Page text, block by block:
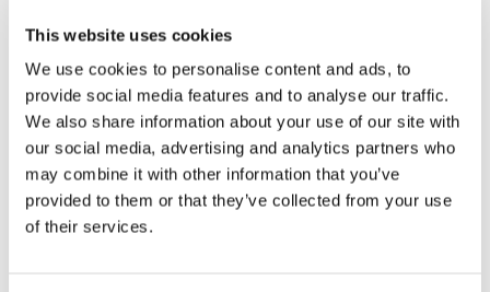
This website uses cookies
We use cookies to personalise content and ads, to
provide social media features and to analyse our traffic.
We also share information about your use of our site with
our social media, advertising and analytics partners who
may combine it with other information that you’ve
provided to them or that they’ve collected from your use
of their services.
adotadas no campo penal (27.01.1999) e no
campo cível (4.11.1999), que preveem um
mecanismo de verificação confiado aoGroup
of States against Corruption(Grupo de
Estados contra a Corrupção –
GRECO
),
composto por representantes dos Estados-
membros. Afirma-se fortemente a ameaça